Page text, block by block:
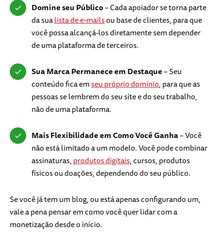
Domine seu Público– Cada apoiador se torna parte
da sualista de e-mailsou base de clientes, para que
você possa alcançá-los diretamente sem depender
de uma plataforma de terceiros.
Sua Marca Permanece em Destaque– Seu
conteúdo fica emseu próprio domínio, para que as
pessoas se lembrem do seu site e do seu trabalho,
não de uma plataforma.
Mais Flexibilidade em Como Você Ganha– Você
não está limitado a um modelo. Você pode combinar
assinaturas,produtos digitais, cursos, produtos
físicos ou doações, dependendo do seu público.
Se você já tem um blog, ou está apenas configurando um,
vale a pena pensar em como você quer lidar com a
monetização desde o início.